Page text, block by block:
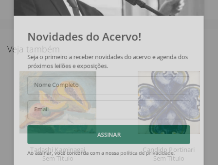
Veja também
Tadashi Kaminagai
Sem Título
Candido Portinari
Sem Título
Novidades do Acervo!
Seja o primeiro a receber novidades do acervo e agenda dos
próximos leilões e exposições.
Nome Completo
Email
Ao assinar, você concorda com a nossa política de privacidade.